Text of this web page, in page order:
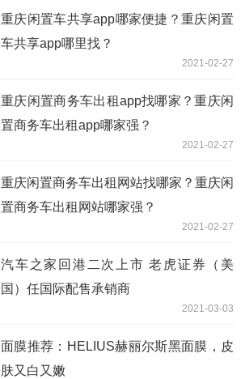
重庆闲置车共享app哪家便捷？重庆闲置
车共享app哪里找？
2021-02-27
重庆闲置商务车出租app找哪家？重庆闲
置商务车出租app哪家强？
2021-02-27
重庆闲置商务车出租网站找哪家？重庆闲
置商务车出租网站哪家强？
2021-02-27
汽车之家回港二次上市 老虎证券（美
国）任国际配售承销商
2021-03-03
面膜推荐：HELIUS赫丽尔斯黑面膜，皮
肤又白又嫩